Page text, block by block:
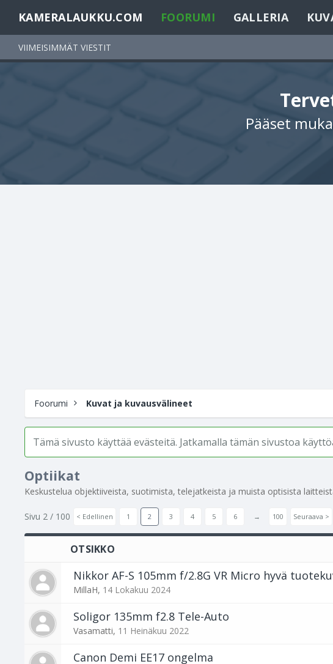
KAMERALAUKKU.COM FOORUMI
VIIMEISIMMÄT VIESTIT
GALLERIA
Pääset
Foorumi Kuvat ja kuvausvälineet
Tämä sivusto käyttää evästeitä. Jatkamalla tämän sivustoa
Optiikat
Keskustelua objektiiveista, suotimista, telejatkeista ja muista optisista
Sivu 2 / 100 < Edellinen 1 2 3 4 5 6 → 100 Seuraava >
OTSIKKO
Nikkor AF-S 105mm f/2.8G VR Micro hyvä
MillaH, 14 Lokakuu 2024
Soligor 135mm f2.8 Tele-Auto
Vasamatti, 11 Heinäkuu 2022
Canon Demi EE17 ongelma